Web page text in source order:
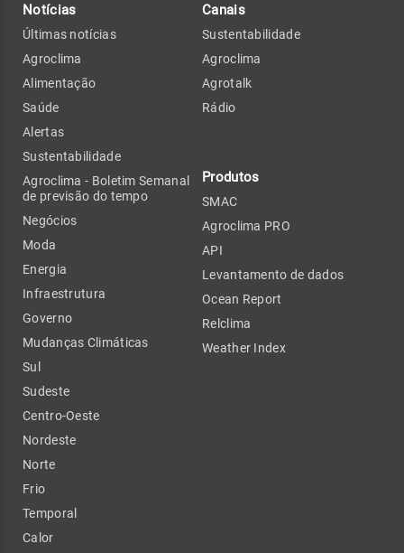
Notícias
Últimas notícias
Agroclima
Alimentação
Saúde
Alertas
Sustentabilidade
Agroclima - Boletim Semanal
de previsão do tempo
Negócios
Moda
Energia
Infraestrutura
Governo
Mudanças Climáticas
Sul
Sudeste
Centro-Oeste
Nordeste
Norte
Frio
Temporal
Calor
Canais
Sustentabilidade
Agroclima
Agrotalk
Rádio
Produtos
SMAC
Agroclima PRO
API
Levantamento de dados
Ocean Report
Relclima
Weather Index